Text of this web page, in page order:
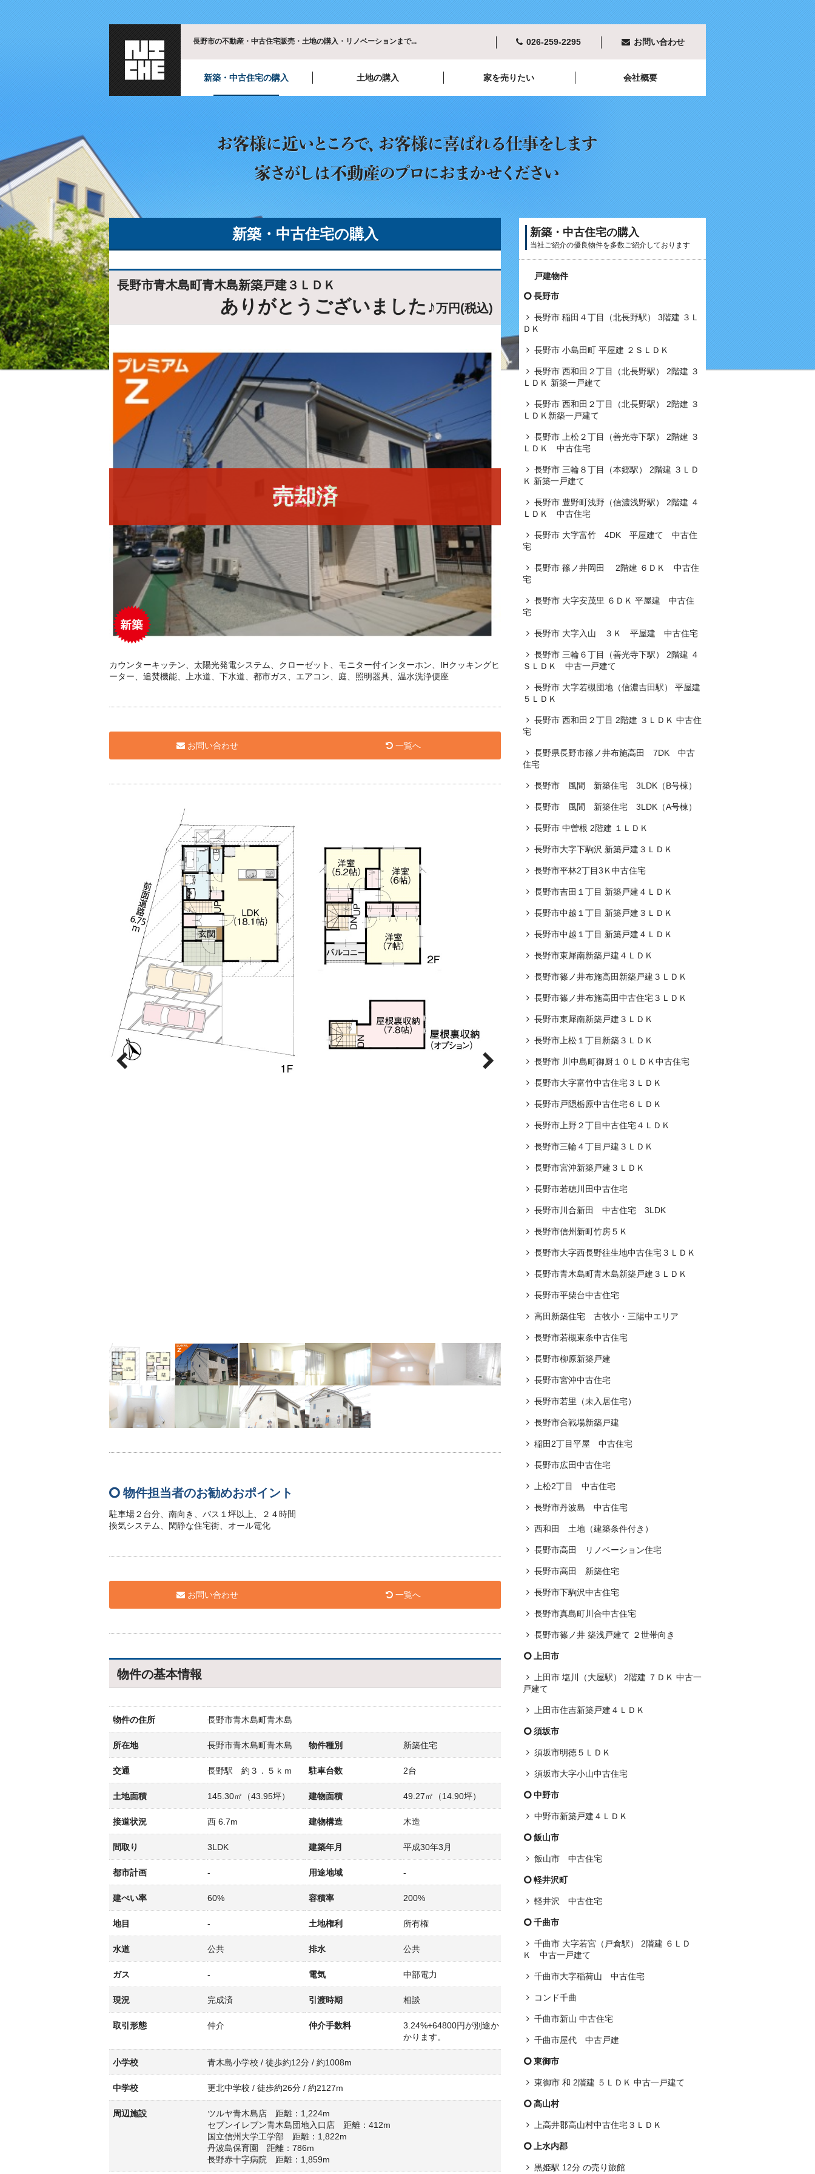
長野市の不動産・中古住宅販売・土地の購入・リノベーションまで... 026-259-2295 お問い合わせ
新築・中古住宅の購入 土地の購入 家を売りたい 会社概要
新築・中古住宅の購入
長野市青木島町青木島新築戸建３ＬＤＫ
ありがとうございました♪万円(税込)
商談中
売却済
カウンターキッチン、太陽光発電システム、クローゼット、モニター付インターホン、IHクッキングヒ
ーター、追焚機能、上水道、下水道、都市ガス、エアコン、庭、照明器具、温水洗浄便座
お問い合わせ 一覧へ
物件担当者のお勧めおポイント
駐車場２台分、南向き、バス１坪以上、２４時間
換気システム、閑静な住宅街、オール電化
お問い合わせ 一覧へ
物件の基本情報
物件の住所 長野市青木島町青木島
所在地 長野市青木島町青木島 物件種別 新築住宅
交通 長野駅 約３．５ｋｍ 駐車台数 2台
土地面積 145.30㎡（43.95坪） 建物面積 49.27㎡（14.90坪）
接道状況 西 6.7m 建物構造 木造
間取り 3LDK 建築年月 平成30年3月
都市計画 - 用途地域 -
建ぺい率 60% 容積率 200%
地目 - 土地権利 所有権
水道 公共 排水 公共
ガス - 電気 中部電力
現況 完成済 引渡時期 相談
取引形態 仲介 仲介手数料
3.24%+64800円が別途か
かります。
小学校 青木島小学校 / 徒歩約12分 / 約1008m
中学校 更北中学校 / 徒歩約26分 / 約2127m
周辺施設
ツルヤ青木島店 距離：1,224m
セブンイレブン青木島団地入口店 距離：412m
国立信州大学工学部 距離：1,822m
丹波島保育園 距離：786m
長野赤十字病院 距離：1,859m
新築・中古住宅の購入
当社ご紹介の優良物件を多数ご紹介しております
戸建物件
長野市
長野市 稲田４丁目（北長野駅） 3階建 ３Ｌ
ＤＫ
長野市 小島田町 平屋建 ２ＳＬＤＫ
長野市 西和田２丁目（北長野駅） 2階建 ３
ＬＤＫ 新築一戸建て
長野市 西和田２丁目（北長野駅） 2階建 ３
ＬＤＫ新築一戸建て
長野市 上松２丁目（善光寺下駅） 2階建 ３
ＬＤＫ 中古住宅
長野市 三輪８丁目（本郷駅） 2階建 ３ＬＤ
Ｋ 新築一戸建て
長野市 豊野町浅野（信濃浅野駅） 2階建 ４
ＬＤＫ 中古住宅
長野市 大字富竹 4DK 平屋建て 中古住
宅
長野市 篠ノ井岡田 2階建 ６ＤＫ 中古住
宅
長野市 大字安茂里 ６ＤＫ 平屋建 中古住
宅
長野市 大字入山 ３Ｋ 平屋建 中古住宅
長野市 三輪６丁目（善光寺下駅） 2階建 ４
ＳＬＤＫ 中古一戸建て
長野市 大字若槻団地（信濃吉田駅） 平屋建
５ＬＤＫ
長野市 西和田２丁目 2階建 ３ＬＤＫ 中古住
宅
長野県長野市篠ノ井布施高田 7DK 中古
住宅
長野市 風間 新築住宅 3LDK（B号棟）
長野市 風間 新築住宅 3LDK（A号棟）
長野市 中曽根 2階建 １ＬＤＫ
長野市大字下駒沢 新築戸建３ＬＤＫ
長野市平林2丁目3Ｋ中古住宅
長野市吉田１丁目 新築戸建４ＬＤＫ
長野市中越１丁目 新築戸建３ＬＤＫ
長野市中越１丁目 新築戸建４ＬＤＫ
長野市東犀南新築戸建４ＬＤＫ
長野市篠ノ井布施高田新築戸建３ＬＤＫ
長野市篠ノ井布施高田中古住宅３ＬＤＫ
長野市東犀南新築戸建３ＬＤＫ
長野市上松１丁目新築３ＬＤＫ
長野市 川中島町御厨１０ＬＤＫ中古住宅
長野市大字富竹中古住宅３ＬＤＫ
長野市戸隠栃原中古住宅６ＬＤＫ
長野市上野２丁目中古住宅４ＬＤＫ
長野市三輪４丁目戸建３ＬＤＫ
長野市宮沖新築戸建３ＬＤＫ
長野市若穂川田中古住宅
長野市川合新田 中古住宅 3LDK
長野市信州新町竹房５Ｋ
長野市大字西長野往生地中古住宅３ＬＤＫ
長野市青木島町青木島新築戸建３ＬＤＫ
長野市平柴台中古住宅
高田新築住宅 古牧小・三陽中エリア
長野市若槻東条中古住宅
長野市柳原新築戸建
長野市宮沖中古住宅
長野市若里（未入居住宅）
長野市合戦場新築戸建
稲田2丁目平屋 中古住宅
長野市広田中古住宅
上松2丁目 中古住宅
長野市丹波島 中古住宅
西和田 土地（建築条件付き）
長野市高田 リノベーション住宅
長野市高田 新築住宅
長野市下駒沢中古住宅
長野市真島町川合中古住宅
長野市篠ノ井 築浅戸建て ２世帯向き
上田市
上田市 塩川（大屋駅） 2階建 ７ＤＫ 中古一
戸建て
上田市住吉新築戸建４ＬＤＫ
須坂市
須坂市明徳５ＬＤＫ
須坂市大字小山中古住宅
中野市
中野市新築戸建４ＬＤＫ
飯山市
飯山市 中古住宅
軽井沢町
軽井沢 中古住宅
千曲市
千曲市 大字若宮（戸倉駅） 2階建 ６ＬＤ
Ｋ 中古一戸建て
千曲市大字稲荷山 中古住宅
コンド千曲
千曲市新山 中古住宅
千曲市屋代 中古戸建
東御市
東御市 和 2階建 ５ＬＤＫ 中古一戸建て
高山村
上高井郡高山村中古住宅３ＬＤＫ
上水内郡
黒姫駅 12分 の売り旅館